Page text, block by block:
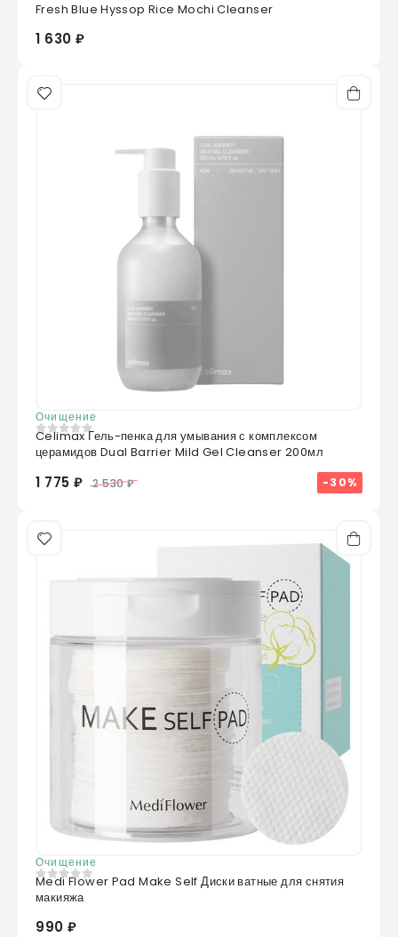
Fresh Blue Hyssop Rice Mochi Cleanser
1 630 ₽
Очищение
0из 5
Celimax Гель-пенка для умывания с комплексом
церамидов Dual Barrier Mild Gel Cleanser 200мл
1 775 ₽ 2 530 ₽ -30%
Очищение
0из 5
Medi Flower Pad Make Self Диски ватные для снятия
макияжа
990 ₽